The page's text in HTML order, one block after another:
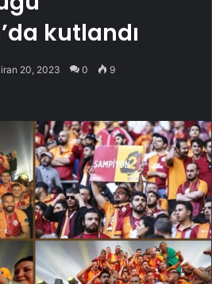
kutlandı
20, 2023 0 9